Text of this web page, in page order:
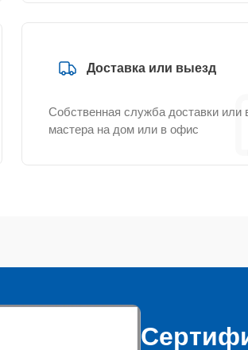
Доставка или выезд
Собственная служба доставки или
мастера на дом или в офис